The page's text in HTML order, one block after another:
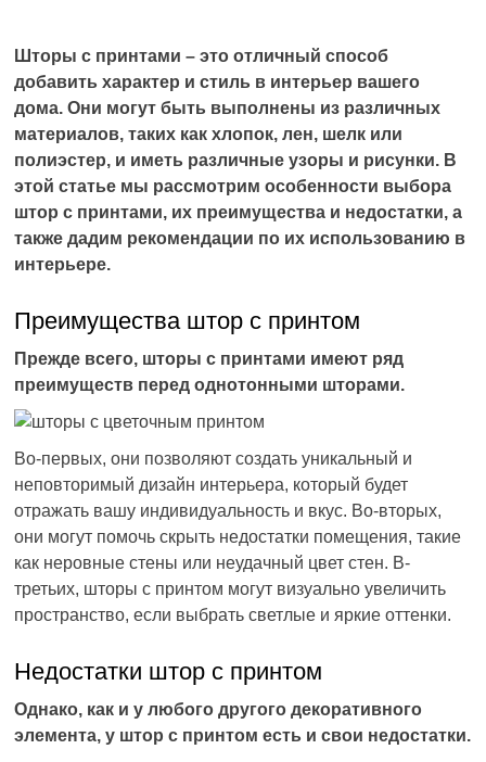
Шторы с принтами – это отличный способ
добавить характер и стиль в интерьер вашего
дома. Они могут быть выполнены из различных
материалов, таких как хлопок, лен, шелк или
полиэстер, и иметь различные узоры и рисунки. В
этой статье мы рассмотрим особенности выбора
штор с принтами, их преимущества и недостатки, а
также дадим рекомендации по их использованию в
интерьере.
Преимущества штор с принтом
Прежде всего, шторы с принтами имеют ряд
преимуществ перед однотонными шторами.
Во-первых, они позволяют создать уникальный и
неповторимый дизайн интерьера, который будет
отражать вашу индивидуальность и вкус. Во-вторых,
они могут помочь скрыть недостатки помещения, такие
как неровные стены или неудачный цвет стен. В-
третьих, шторы с принтом могут визуально увеличить
пространство, если выбрать светлые и яркие оттенки.
Недостатки штор с принтом
Однако, как и у любого другого декоративного
элемента, у штор с принтом есть и свои недостатки.